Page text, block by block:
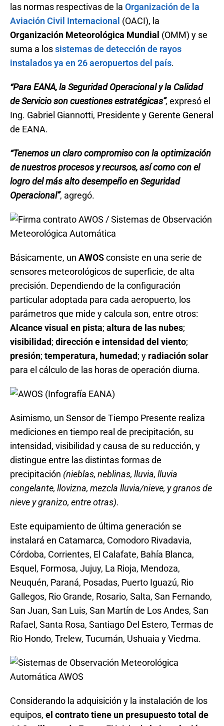
las normas respectivas de la Organización de la
Aviación Civil Internacional (OACI), la
Organización Meteorológica Mundial (OMM) y se
suma a lossistemas de detección de rayos
instalados ya en 26 aeropuertos del país.
“Para EANA, la Seguridad Operacional y la Calidad
de Servicio son cuestiones estratégicas”, expresó el
Ing. Gabriel Giannotti, Presidente y Gerente General
de EANA.
“Tenemos un claro compromiso con la optimización
de nuestros procesos y recursos, así como con el
logro del más alto desempeño en Seguridad
Operacional”, agregó.
Básicamente, un AWOSconsiste en una serie de
sensores meteorológicos de superficie, de alta
precisión. Dependiendo de la configuración
particular adoptada para cada aeropuerto, los
parámetros que mide y calcula son, entre otros:
Alcance visual en pista; altura de las nubes;
visibilidad; dirección e intensidad del viento;
presión; temperatura, humedad; y radiación solar
para el cálculo de las horas de operación diurna.
Asimismo, un Sensor de Tiempo Presente realiza
mediciones en tiempo real de precipitación, su
intensidad, visibilidad y causa de su reducción, y
distingue entre las distintas formas de
precipitación (nieblas, neblinas, lluvia, lluvia
congelante, llovizna, mezcla lluvia/nieve, y granos de
nieve y granizo, entre otras).
Este equipamiento de última generación se
instalará en Catamarca, Comodoro Rivadavia,
Córdoba, Corrientes, El Calafate, Bahía Blanca,
Esquel, Formosa, Jujuy, La Rioja, Mendoza,
Neuquén, Paraná, Posadas, Puerto Iguazú, Rio
Gallegos, Rio Grande, Rosario, Salta, San Fernando,
San Juan, San Luis, San Martín de Los Andes, San
Rafael, Santa Rosa, Santiago Del Estero, Termas de
Rio Hondo, Trelew, Tucumán, Ushuaia y Viedma.
Considerando la adquisición y la instalación de los
equipos, el contrato tiene un presupuesto total de